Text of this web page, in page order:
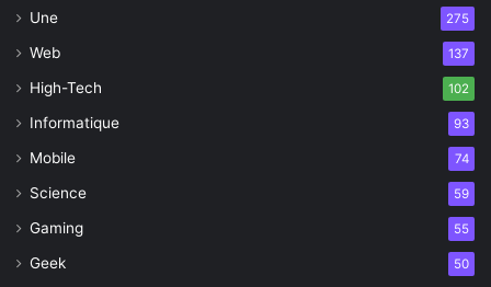
Une 275
Web 137
High-Tech 102
Informatique 93
Mobile 74
Science 59
Gaming 55
Geek 50